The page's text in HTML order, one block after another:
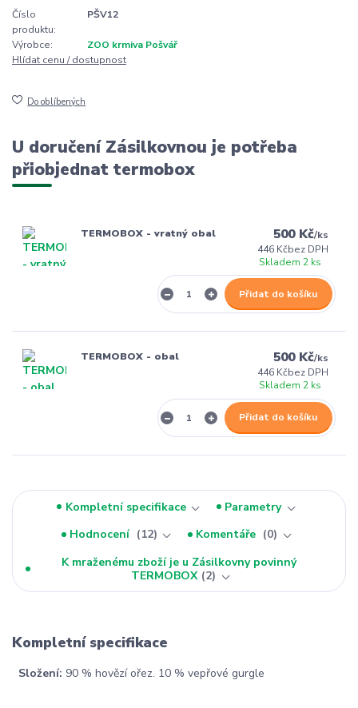
Číslo
produktu:
PŠV12
Výrobce:
ZOO krmiva Pošvář
Hlídat cenu / dostupnost
Do oblíbených
U doručení Zásilkovnou je potřeba
přiobjednat termobox
TERMOBOX - vratný obal 500 Kč/ks
446 Kčbez DPH
Skladem 2 ks
Přidat do košíku
TERMOBOX - obal 500 Kč/ks
446 Kčbez DPH
Skladem 2 ks
Přidat do košíku
Kompletní specifikace
Parametry
Hodnocení
12 Komentáře
0
K mraženému zboží je u Zásilkovny povinný
TERMOBOX 2
Kompletní specifikace
Složení: 90 % hovězí ořez. 10 % vepřové gurgle